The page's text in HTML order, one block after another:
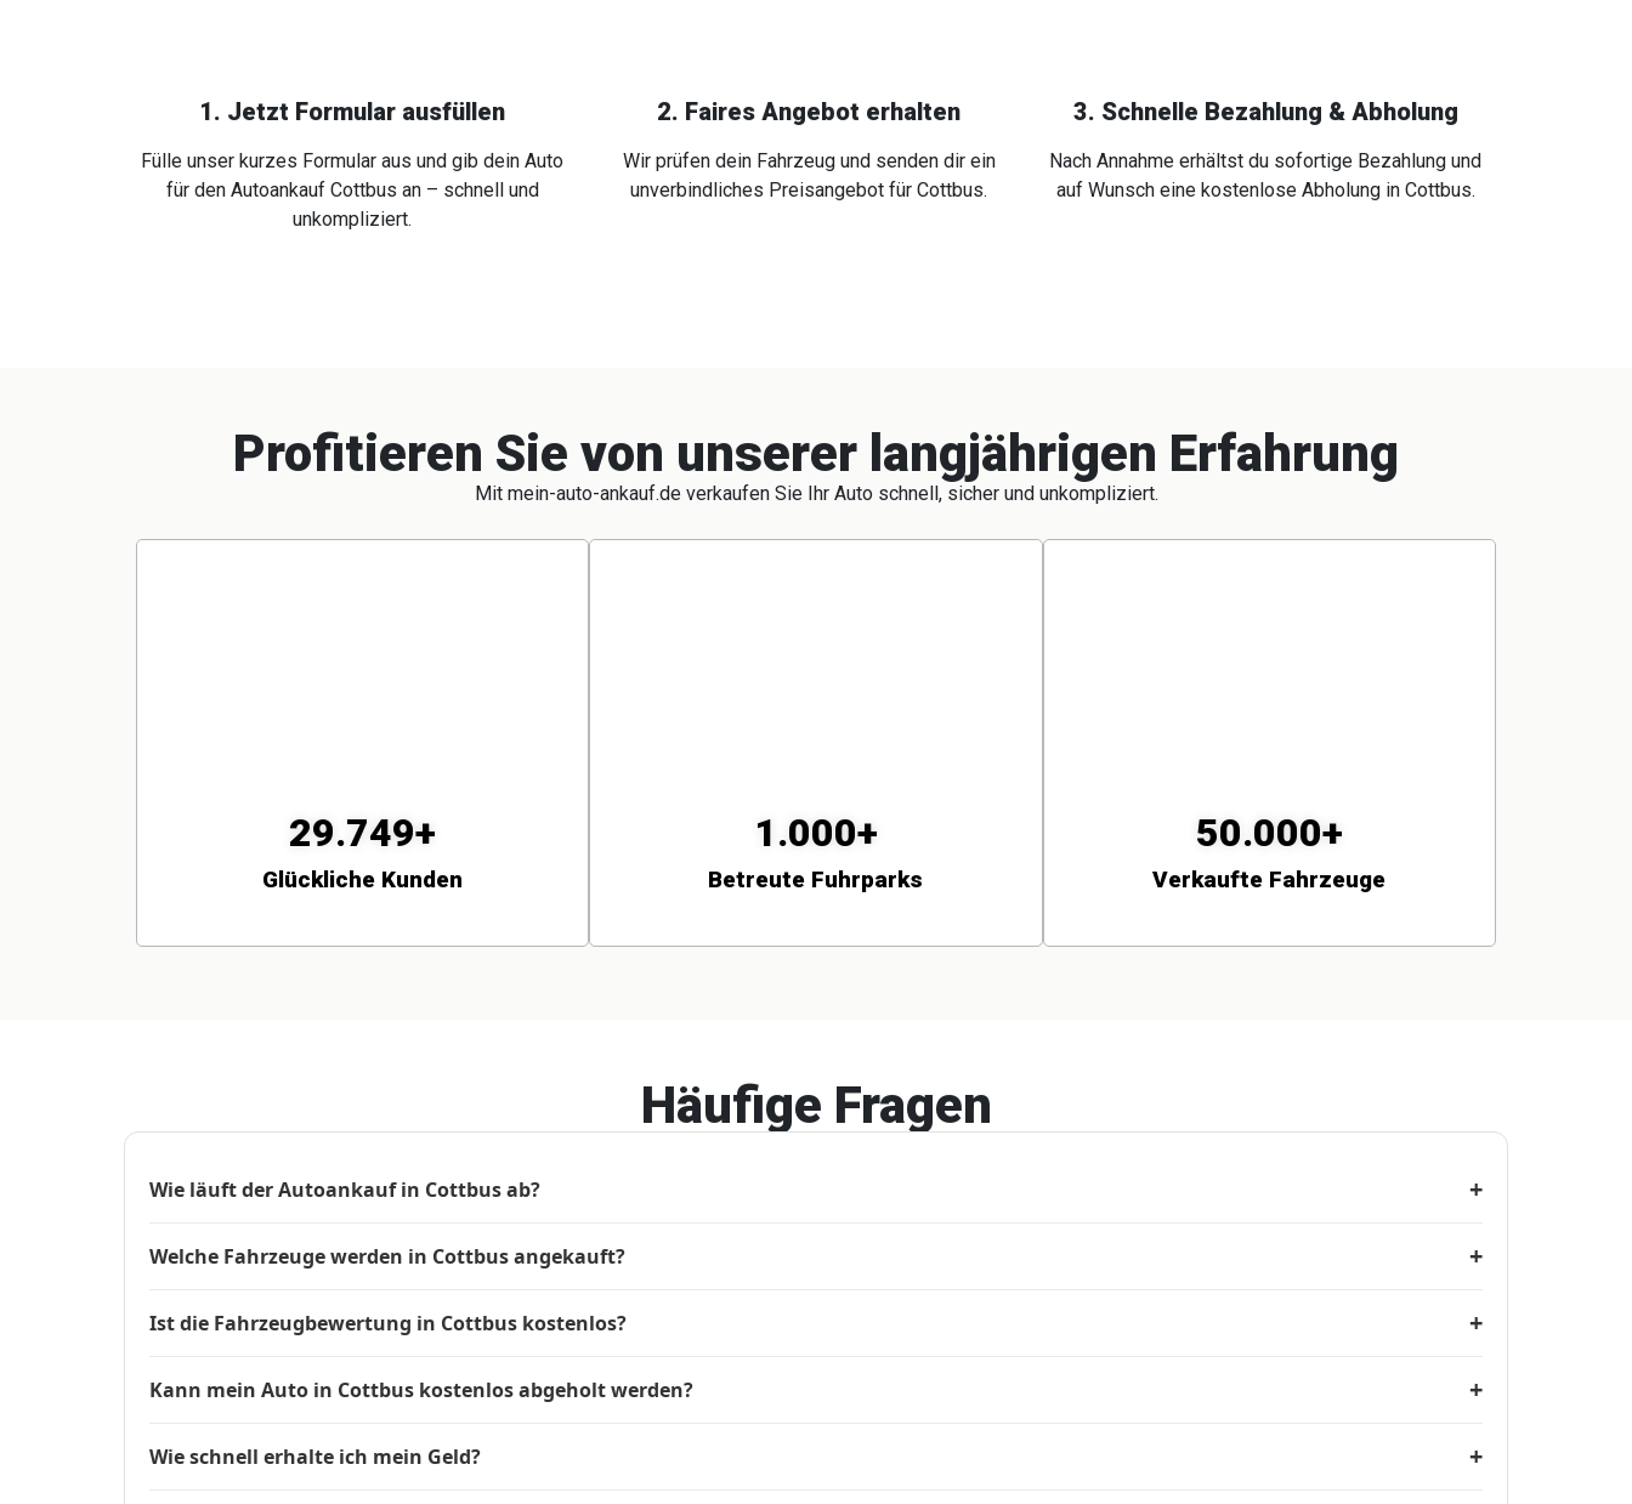
1. Jetzt Formular ausfüllen
Fülle unser kurzes Formular aus und gib dein Auto
für den Autoankauf Cottbus an – schnell und
unkompliziert.
2. Faires Angebot erhalten
Wir prüfen dein Fahrzeug und senden dir ein
unverbindliches Preisangebot für Cottbus.
3. Schnelle Bezahlung & Abholung
Nach Annahme erhältst du sofortige Bezahlung und
auf Wunsch eine kostenlose Abholung in Cottbus.
Profitieren Sie von unserer langjährigen Erfahrung
Mit mein-auto-ankauf.de verkaufen Sie Ihr Auto schnell, sicher und unkompliziert.
29.749+
Glückliche Kunden
1.000+
Betreute Fuhrparks
50.000+
Verkaufte Fahrzeuge
Häufige Fragen
Wie läuft der Autoankauf in Cottbus ab? +
Welche Fahrzeuge werden in Cottbus angekauft? +
Ist die Fahrzeugbewertung in Cottbus kostenlos? +
Kann mein Auto in Cottbus kostenlos abgeholt werden? +
Wie schnell erhalte ich mein Geld? +